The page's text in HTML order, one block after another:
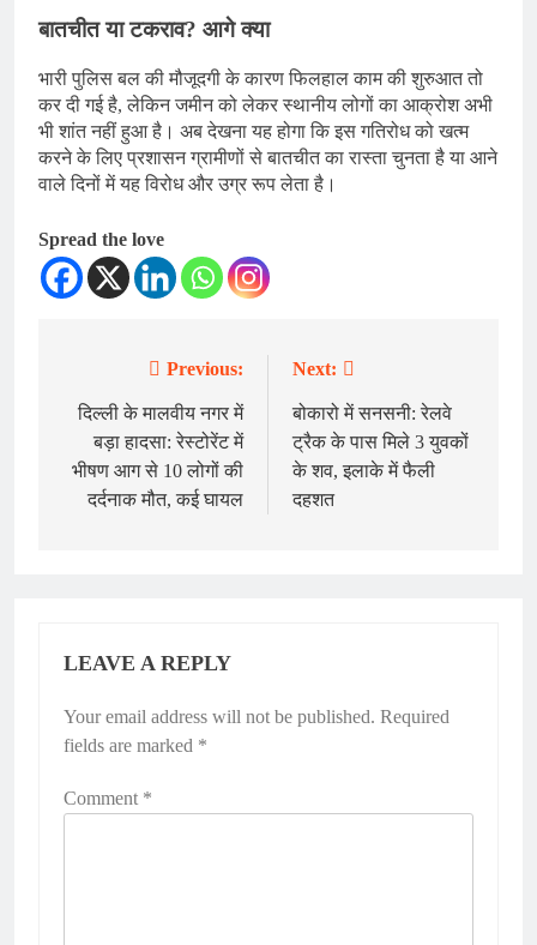
बातचीत या टकराव? आगे क्या
भारी पुलिस बल की मौजूदगी के कारण फिलहाल काम की शुरुआत तो
कर दी गई है, लेकिन जमीन को लेकर स्थानीय लोगों का आक्रोश अभी
भी शांत नहीं हुआ है। अब देखना यह होगा कि इस गतिरोध को खत्म
करने के लिए प्रशासन ग्रामीणों से बातचीत का रास्ता चुनता है या आने
वाले दिनों में यह विरोध और उग्र रूप लेता है।
Spread the love
navigation
Previous:
दिल्ली के मालवीय नगर में
बड़ा हादसा: रेस्टोरेंट में
भीषण आग से 10 लोगों की
दर्दनाक मौत, कई घायल
Next:
बोकारो में सनसनी: रेलवे
ट्रैक के पास मिले 3 युवकों
के शव, इलाके में फैली
दहशत
LEAVE A REPLY
Your email address will not be published. Required
fields are marked *
Comment *